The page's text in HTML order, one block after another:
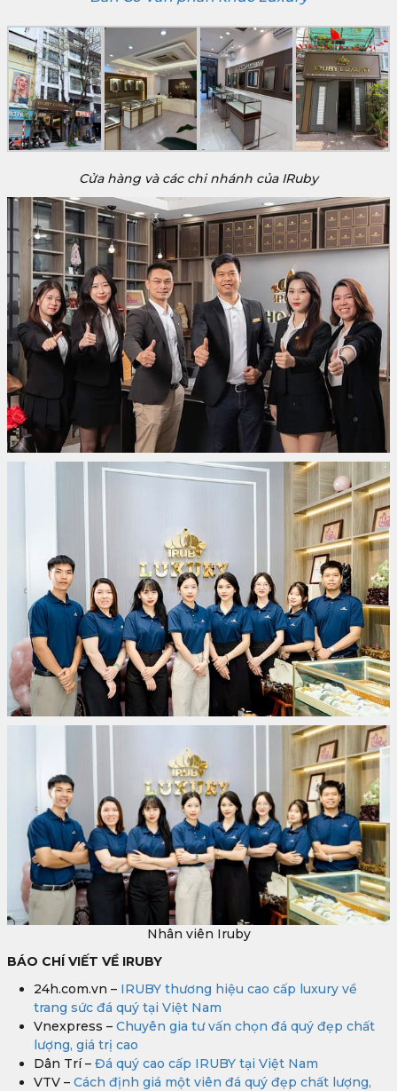
Cửa hàng và các chi nhánh của IRuby
Nhân viên Iruby
BÁO CHÍ VIẾT VỀ IRUBY
24h.com.vn – IRUBY thương hiệu cao cấp luxury về
trang sức đá quý tại Việt Nam
Vnexpress – Chuyên gia tư vấn chọn đá quý đẹp chất
lượng, giá trị cao
Dân Trí – Đá quý cao cấp IRUBY tại Việt Nam
VTV – Cách định giá một viên đá quý đẹp chất lượng,